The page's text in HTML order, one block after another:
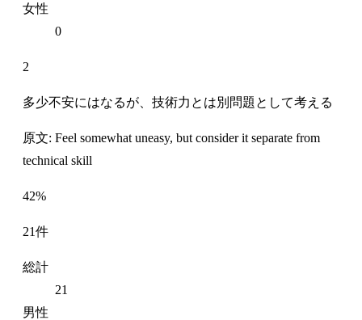
女性
0
2
多少不安にはなるが、技術力とは別問題として考える
原文: Feel somewhat uneasy, but consider it separate from
technical skill
42%
21件
総計
21
男性